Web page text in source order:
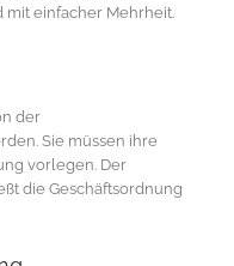
mit einfacher Mehrheit.
der
Sie müssen ihre
vorlegen. Der
die Geschäftsordnung